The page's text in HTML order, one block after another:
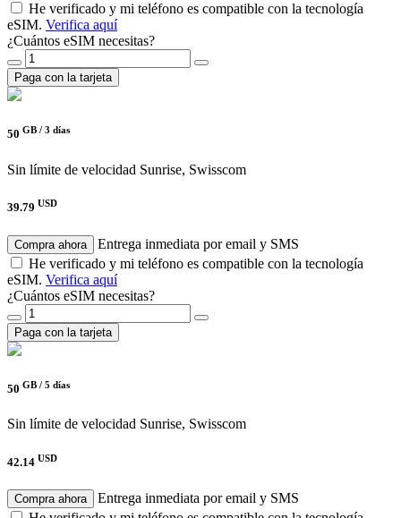
He verificado y mi teléfono es compatible con la tecnología
eSIM. Verifica aquí
¿Cuántos eSIM necesitas?
Paga con la tarjeta
50 GB / 3 días
Sin límite de velocidad Sunrise, Swisscom
39.79 USD
Compra ahora
Entrega inmediata por email y SMS
He verificado y mi teléfono es compatible con la tecnología
eSIM. Verifica aquí
¿Cuántos eSIM necesitas?
Paga con la tarjeta
50 GB / 5 días
Sin límite de velocidad Sunrise, Swisscom
42.14 USD
Compra ahora
Entrega inmediata por email y SMS